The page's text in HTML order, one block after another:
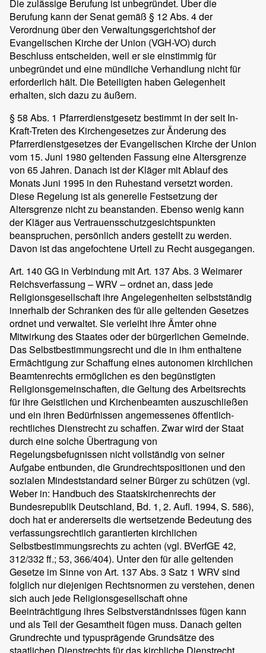
Die zulässige Berufung ist unbegründet. Über die
Berufung kann der Senat gemäß § 12 Abs. 4 der
Verordnung über den Verwaltungsgerichtshof der
Evangelischen Kirche der Union (VGH-VO) durch
Beschluss entscheiden, weil er sie einstimmig für
unbegründet und eine mündliche Verhandlung nicht für
erforderlich hält. Die Beteiligten haben Gelegenheit
erhalten, sich dazu zu äußern.
§ 58 Abs. 1 Pfarrerdienstgesetz bestimmt in der seit In-
Kraft-Treten des Kirchengesetzes zur Änderung des
Pfarrerdienstgesetzes der Evangelischen Kirche der Union
vom 15. Juni 1980 geltenden Fassung eine Altersgrenze
von 65 Jahren. Danach ist der Kläger mit Ablauf des
Monats Juni 1995 in den Ruhestand versetzt worden.
Diese Regelung ist als generelle Festsetzung der
Altersgrenze nicht zu beanstanden. Ebenso wenig kann
der Kläger aus Vertrauensschutzgesichtspunkten
beanspruchen, persönlich anders gestellt zu werden.
Davon ist das angefochtene Urteil zu Recht ausgegangen.
Art. 140 GG in Verbindung mit Art. 137 Abs. 3 Weimarer
Reichsverfassung – WRV – ordnet an, dass jede
Religionsgesellschaft ihre Angelegenheiten selbstständig
innerhalb der Schranken des für alle geltenden Gesetzes
ordnet und verwaltet. Sie verleiht ihre Ämter ohne
Mitwirkung des Staates oder der bürgerlichen Gemeinde.
Das Selbstbestimmungsrecht und die in ihm enthaltene
Ermächtigung zur Schaffung eines autonomen kirchlichen
Beamtenrechts ermöglichen es den begünstigten
Religionsgemeinschaften, die Geltung des Arbeitsrechts
für ihre Geistlichen und Kirchenbeamten auszuschließen
und ein ihren Bedürfnissen angemessenes öffentlich-
rechtliches Dienstrecht zu schaffen. Zwar wird der Staat
durch eine solche Übertragung von
Regelungsbefugnissen nicht vollständig von seiner
Aufgabe entbunden, die Grundrechtspositionen und den
sozialen Mindeststandard seiner Bürger zu schützen (vgl.
Weber in: Handbuch des Staatskirchenrechts der
Bundesrepublik Deutschland, Bd. 1, 2. Aufl. 1994, S. 586),
doch hat er andererseits die wertsetzende Bedeutung des
verfassungsrechtlich garantierten kirchlichen
Selbstbestimmungsrechts zu achten (vgl. BVerfGE 42,
312/332 ff.; 53, 366/404). Unter den für alle geltenden
Gesetze im Sinne von Art. 137 Abs. 3 Satz 1 WRV sind
folglich nur diejenigen Rechtsnormen zu verstehen, denen
sich auch jede Religionsgesellschaft ohne
Beeinträchtigung ihres Selbstverständnisses fügen kann
und als Teil der Gesamtheit fügen muss. Danach gelten
Grundrechte und typusprägende Grundsätze des